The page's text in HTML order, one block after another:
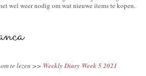
wel weer nodig om wat nieuwe items te kopen.
te lezen >> Weekly Diary Week 5 2021